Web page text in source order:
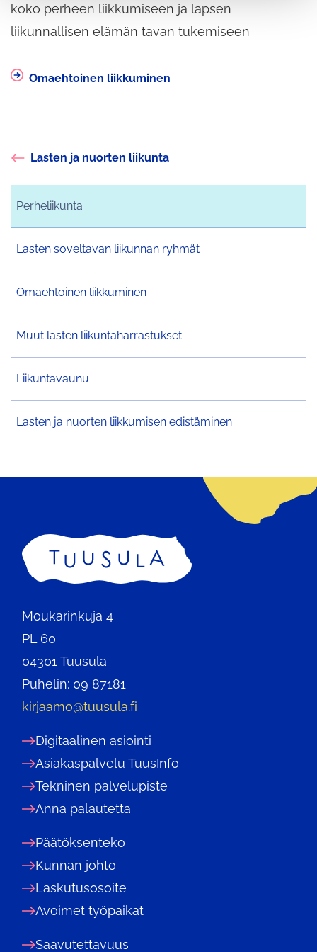
Lasten ja nuorten liikunta
Perheliikunta
Lasten soveltavan liikunnan ryhmät
Omaehtoinen liikkuminen
Muut lasten liikuntaharrastukset
Liikuntavaunu
Lasten ja nuorten liikkumisen edistäminen
koko perheen liikkumiseen ja lapsen
liikunnallisen elämän tavan tukemiseen
Omaehtoinen liikkuminen
Etusivu
Moukarinkuja 4
PL 60
04301 Tuusula
Puhelin: 09 87181
kirjaamo@tuusula.fi
Digitaalinen asiointi
Asiakaspalvelu TuusInfo
Tekninen palvelupiste
Anna palautetta
Päätöksenteko
Kunnan johto
Laskutusosoite
Avoimet työpaikat
Saavutettavuus